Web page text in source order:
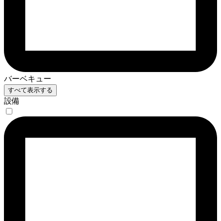
バーベキュー
すべて表示する
設備